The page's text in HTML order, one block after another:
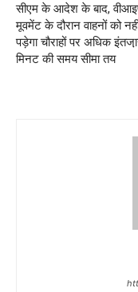
सीएम के आदेश के बाद,
मूवमेंट के दौरान वाहनों को
पड़ेगा चौराहों पर अधिक
मिनट की समय सीमा तय